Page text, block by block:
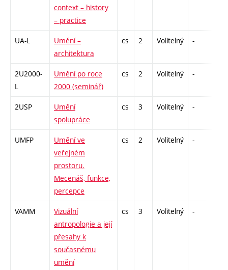
context – history
– practice
UA-L
Umění –
architektura
cs 2 Volitelný -
2U2000-
L
Umění po roce
2000 (seminář)
cs 2 Volitelný -
2USP
Umění
spolupráce
cs 3 Volitelný -
UMFP
Umění ve
veřejném
prostoru.
Mecenáš, funkce,
percepce
cs 2 Volitelný -
VAMM
Vizuální
antropologie a její
přesahy k
současnému
umění
cs 3 Volitelný -